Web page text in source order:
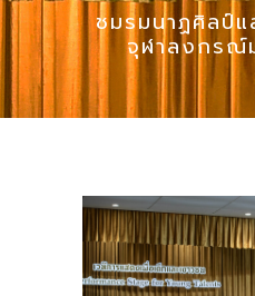
ชมรมนาฏศิลป์แ
จุฬาลงกรณ์